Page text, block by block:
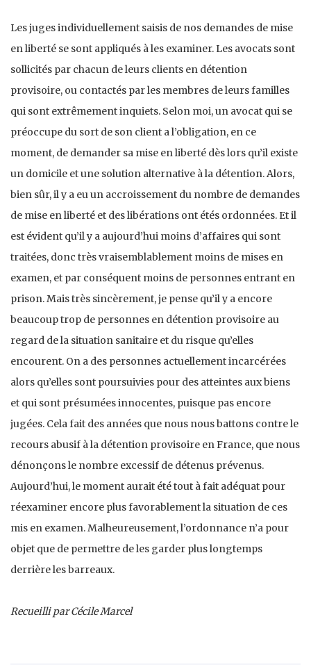
Les juges individuellement saisis de nos demandes de mise
en liberté se sont appliqués à les examiner. Les avocats sont
sollicités par chacun de leurs clients en détention
provisoire, ou contactés par les membres de leurs familles
qui sont extrêmement inquiets. Selon moi, un avocat qui se
préoccupe du sort de son client a l’obligation, en ce
moment, de demander sa mise en liberté dès lors qu’il existe
un domicile et une solution alternative à la détention. Alors,
bien sûr, il y a eu un accroissement du nombre de demandes
de mise en liberté et des libérations ont étés ordonnées. Et il
est évident qu’il y a aujourd’hui moins d’affaires qui sont
traitées, donc très vraisemblablement moins de mises en
examen, et par conséquent moins de personnes entrant en
prison. Mais très sincèrement, je pense qu’il y a encore
beaucoup trop de personnes en détention provisoire au
regard de la situation sanitaire et du risque qu’elles
encourent. On a des personnes actuellement incarcérées
alors qu’elles sont poursuivies pour des atteintes aux biens
et qui sont présumées innocentes, puisque pas encore
jugées. Cela fait des années que nous nous battons contre le
recours abusif à la détention provisoire en France, que nous
dénonçons le nombre excessif de détenus prévenus.
Aujourd’hui, le moment aurait été tout à fait adéquat pour
réexaminer encore plus favorablement la situation de ces
mis en examen. Malheureusement, l’ordonnance n’a pour
objet que de permettre de les garder plus longtemps
derrière les barreaux.
Recueilli par Cécile Marcel